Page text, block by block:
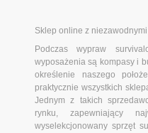
Sklep online z
Podczas wypraw
wyposażenia są kompasy i
określenie naszego
praktycznie wszystkich
Jednym z takich
rynku, zapewniający
wyselekcjonowany sprzęt